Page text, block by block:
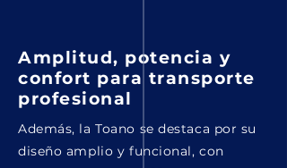
Amplitud, potencia y
confort para transporte
profesional
Además, la Toano se destaca por su
diseño amplio y funcional, con